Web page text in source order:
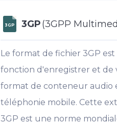
3GP 3GP(3GPP
Le format de fichier 3GP
fonction d'enregistrer et de
format de conteneur audio
téléphonie mobile. Cette
3GP est une norme